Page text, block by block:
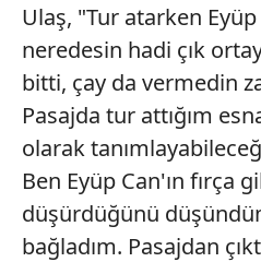
Ulaş, "Tur atarken
neredesin hadi çık
bitti, çay da vermedin
Pasajda tur attığım
olarak
Ben Eyüp Can'ın fırça
düşürdüğünü
bağladım. Pasajdan